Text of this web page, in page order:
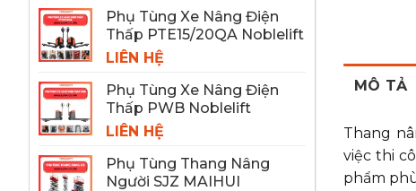
Phụ Tùng Xe Nâng Điện
Thấp PTE15/20QA Noblelift
LIÊN HỆ
Phụ Tùng Xe Nâng Điện
Thấp PWB Noblelift
LIÊN HỆ
Phụ Tùng Thang Nâng
Người SJZ MAIHUI
MÔ TẢ
Thang
việc thi
phẩm